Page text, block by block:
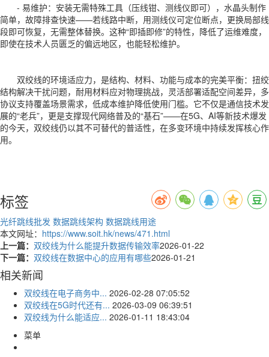
- 易维护：安装无需特殊工具（压线钳、测线仪即可），水晶头制作
简单，故障排查快速——若线路中断，用测线仪可定位断点，更换局部线
段即可恢复，无需整体替换。这种“即插即修”的特性，降低了运维难度，
即使在技术人员匮乏的偏远地区，也能轻松维护。
双绞线的环境适应力，是结构、材料、功能与成本的完美平衡：扭绞
结构解决干扰问题，耐用材料应对物理挑战，灵活部署适配空间差异，多
协议支持覆盖场景需求，低成本维护降低使用门槛。它不仅是通信技术发
展的“老兵”，更是支撑现代网络普及的“基石”——在5G、AI等新技术爆发
的今天，双绞线仍以其不可替代的普适性，在多变环境中持续发挥核心作
用。
标签
光纤跳线批发 数据跳线架构 数据跳线用途
本文网址： https://www.soit.hk/news/471.html
上一篇： 双绞线为什么能提升数据传输效率2026-01-22
下一篇： 双绞线在数据中心的应用有哪些2026-01-21
相关新闻
双绞线在电子商务中... 2026-02-28 07:05:52
双绞线在5G时代还有... 2026-03-09 06:39:51
双绞线为什么能适应... 2026-01-11 18:43:04
菜单